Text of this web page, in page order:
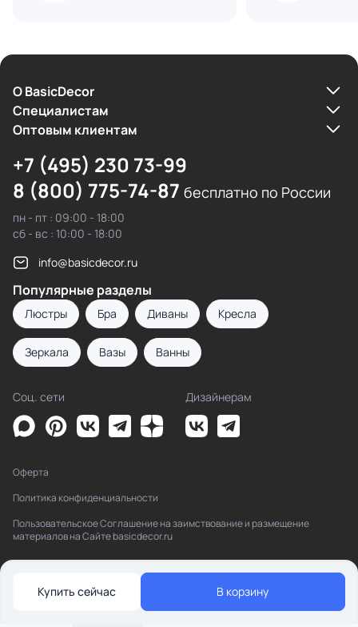
Купить сейчас В корзину
О BasicDecor
Cпециалистам
Оптовым клиентам
+7 (495) 230 73-99
8 (800) 775-74-87 бесплатно по России
пн - пт : 09:00 - 18:00
сб - вс : 10:00 - 18:00
info@basicdecor.ru
Популярные разделы
Люстры Бра Диваны Кресла
Зеркала Вазы Ванны
Соц. сети Дизайнерам
Оферта
Политика конфиденциальности
Пользовательское Соглашение на заимствование и размещение
материалов на Сайте basicdecor.ru